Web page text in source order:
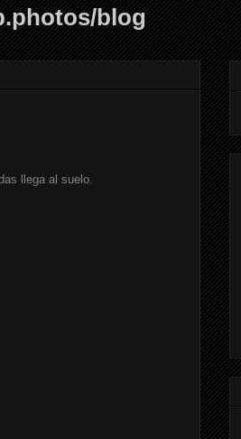
blog
llega al suelo.